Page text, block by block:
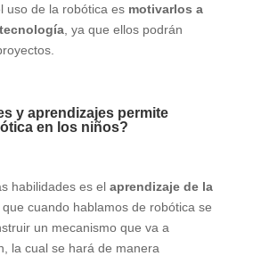
uso de la robótica es motivarlos a
, ya que ellos podrán
y aprendizajes permite
en los niños?
habilidades es el aprendizaje de la
que cuando hablamos de robótica se
un mecanismo que va a
la cual se hará de manera